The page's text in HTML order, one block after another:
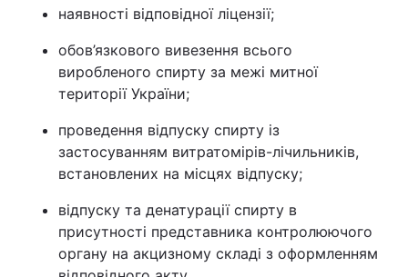
наявності відповідної ліцензії;
обов’язкового вивезення всього
виробленого спирту за межі митної
території України;
проведення відпуску спирту із
застосуванням витратомірів-лічильників,
встановлених на місцях відпуску;
відпуску та денатурації спирту в
присутності представника контролюючого
органу на акцизному складі з оформленням